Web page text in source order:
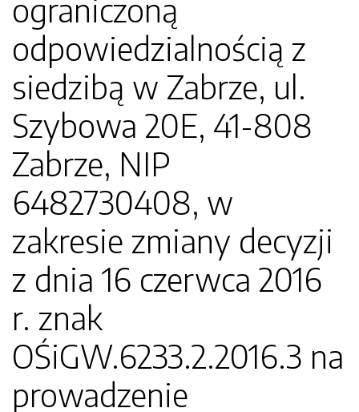
ograniczoną
odpowiedzialnością z
siedzibą w Zabrze, ul.
Szybowa 20E, 41-808
Zabrze, NIP
6482730408, w
zakresie zmiany decyzji
z dnia 16 czerwca 2016
r. znak
OŚiGW.6233.2.2016.3 na
prowadzenie